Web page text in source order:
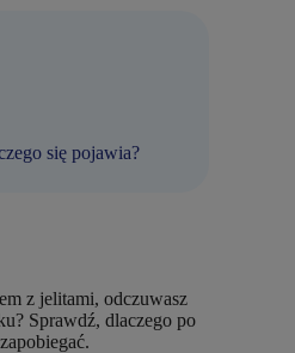
się pojawia?
z jelitami, odczuwasz
Sprawdź, dlaczego po